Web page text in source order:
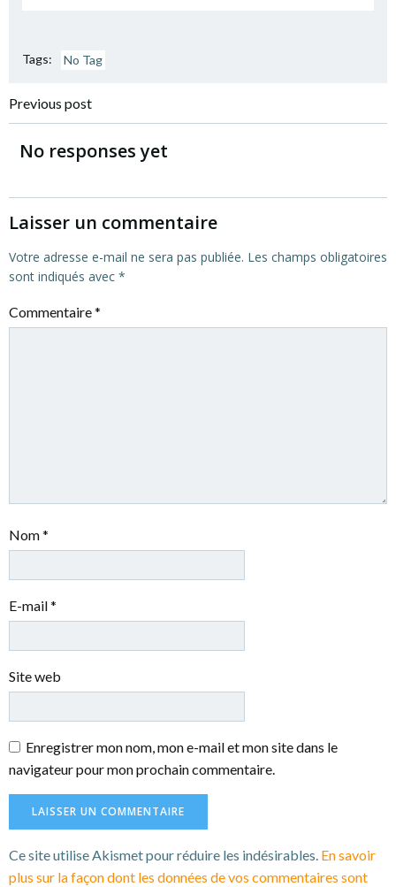
Tags: No Tag
Post
navigation
Previous post
No responses yet
Laisser un commentaire
Votre adresse e-mail ne sera pas publiée. Les champs obligatoires
sont indiqués avec *
Commentaire*
Nom*
E-mail*
Site web
Enregistrer mon nom, mon e-mail et mon site dans le
navigateur pour mon prochain commentaire.
Ce site utilise Akismet pour réduire les indésirables. En savoir
plus sur la façon dont les données de vos commentaires sont